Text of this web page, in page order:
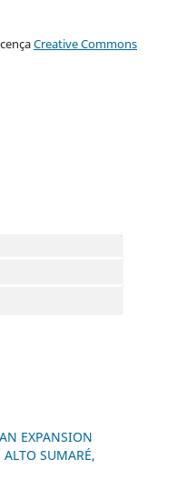
Creative Commons
EXPANSION
ALTO SUMARÉ,